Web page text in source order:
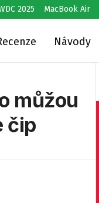
2025 MacBook Air
Návody
můžou
čip